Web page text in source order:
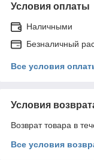
Условия оплаты
Наличными
Безналичный
Все условия
Условия
Возврат товара в
Все условия